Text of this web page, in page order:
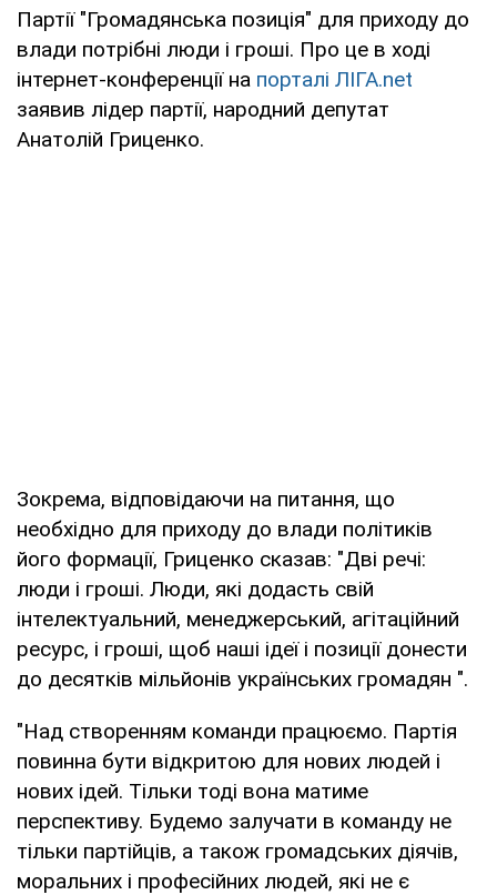
Партії "Громадянська позиція" для приходу до
влади потрібні люди і гроші. Про це в ході
інтернет-конференції на порталі ЛІГА.net
заявив лідер партії, народний депутат
Анатолій Гриценко.
Зокрема, відповідаючи на питання, що
необхідно для приходу до влади політиків
його формації, Гриценко сказав: "Дві речі:
люди і гроші. Люди, які додасть свій
інтелектуальний, менеджерський, агітаційний
ресурс, і гроші, щоб наші ідеї і позиції донести
до десятків мільйонів українських громадян ".
"Над створенням команди працюємо. Партія
повинна бути відкритою для нових людей і
нових ідей. Тільки тоді вона матиме
перспективу. Будемо залучати в команду не
тільки партійців, а також громадських діячів,
моральних і професійних людей, які не є